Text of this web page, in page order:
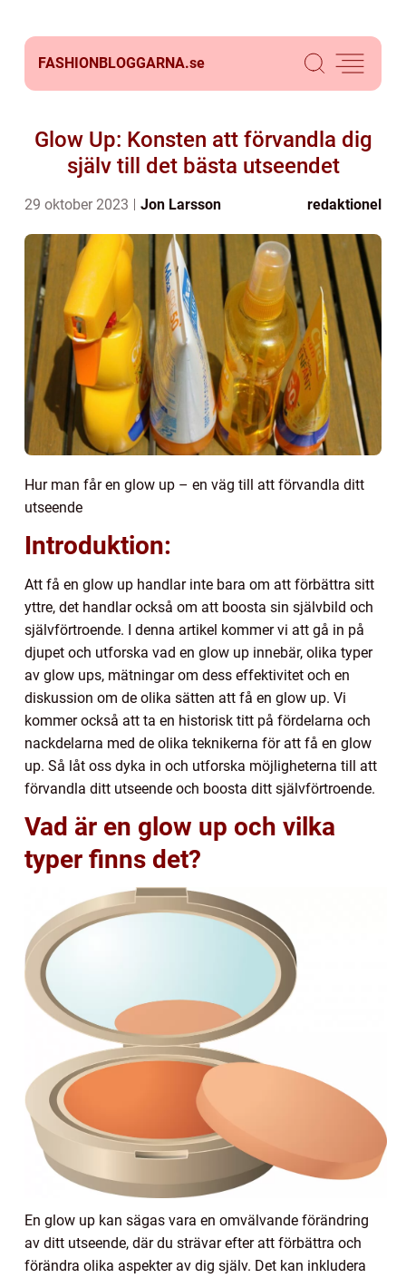
FASHIONBLOGGARNA.se
Glow Up: Konsten att förvandla dig
själv till det bästa utseendet
29 oktober 2023 Jon Larsson redaktionel
Hur man får en glow up – en väg till att förvandla ditt
utseende
Introduktion:
Att få en glow up handlar inte bara om att förbättra sitt
yttre, det handlar också om att boosta sin självbild och
självförtroende. I denna artikel kommer vi att gå in på
djupet och utforska vad en glow up innebär, olika typer
av glow ups, mätningar om dess effektivitet och en
diskussion om de olika sätten att få en glow up. Vi
kommer också att ta en historisk titt på fördelarna och
nackdelarna med de olika teknikerna för att få en glow
up. Så låt oss dyka in och utforska möjligheterna till att
förvandla ditt utseende och boosta ditt självförtroende.
Vad är en glow up och vilka
typer finns det?
En glow up kan sägas vara en omvälvande förändring
av ditt utseende, där du strävar efter att förbättra och
förändra olika aspekter av dig själv. Det kan inkludera